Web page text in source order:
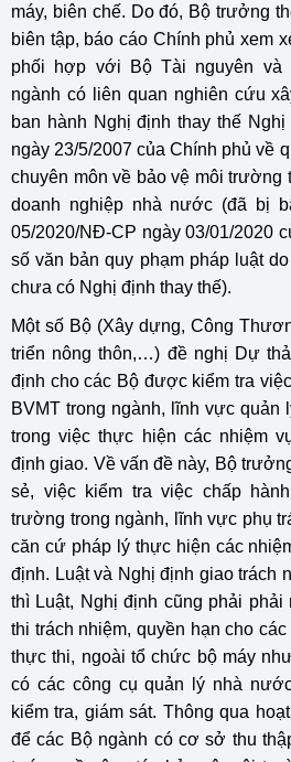
máy, biên chế. Do đó, Bộ trưởng
biên tập, báo cáo Chính phủ xem
phối hợp với Bộ Tài nguyên và
ngành có liên quan nghiên cứu
ban hành Nghị định thay thế
ngày 23/5/2007 của Chính phủ về
chuyên môn về bảo vệ môi
doanh nghiệp nhà nước (đã bị
05/2020/NĐ-CP ngày 03/01/2020
số văn bản quy phạm pháp luật
chưa có Nghị định thay thế).
Một số Bộ (Xây dựng, Công
triển nông thôn,…) đề nghị Dự
định cho các Bộ được kiểm tra
BVMT trong ngành, lĩnh vực quản
trong việc thực hiện các nhiệm
định giao. Về vấn đề này, Bộ
sẻ, việc kiểm tra việc chấp
trường trong ngành, lĩnh vực phụ
căn cứ pháp lý thực hiện các
định. Luật và Nghị định giao trách
thì Luật, Nghị định cũng phải
thi trách nhiệm, quyền hạn cho
thực thi, ngoài tổ chức bộ máy
có các công cụ quản lý nhà
kiểm tra, giám sát. Thông qua
để các Bộ ngành có cơ sở thu